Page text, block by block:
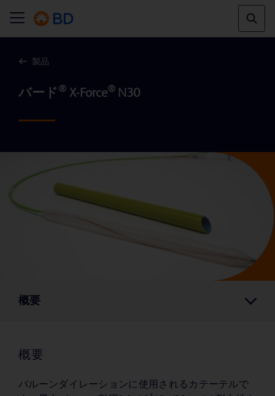
製品
バード ® X-Force®
概要
概要
バルーンダイレーションに使用されるカテーテルで